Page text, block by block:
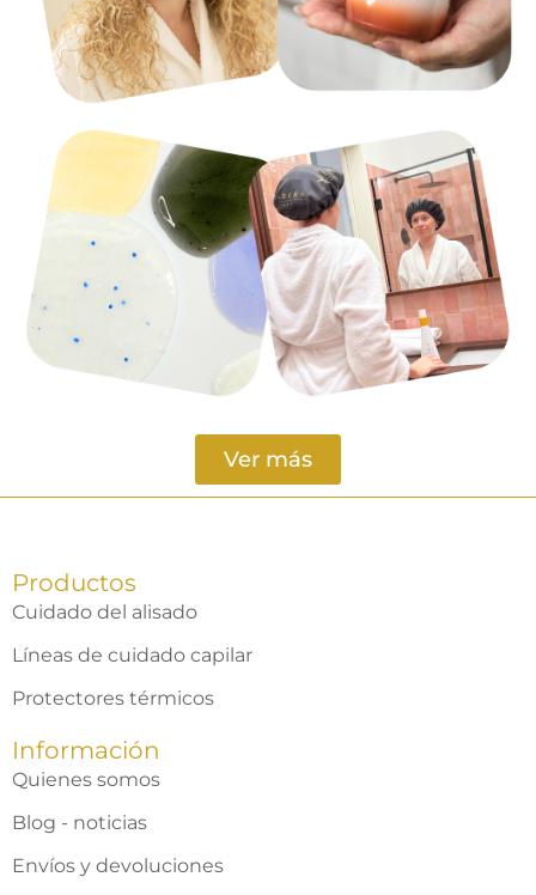
Ver más
Productos
Cuidado del alisado
Líneas de cuidado capilar
Protectores térmicos
Información
Quienes somos
Blog - noticias
Envíos y devoluciones